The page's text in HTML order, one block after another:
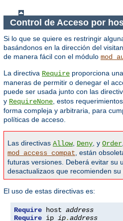
Control de Acceso por
Si lo que se quiere es restringir
basándonos en la dirección del
de manera fácil con el módulo
La directiva Require proporciona
maneras de permitir o denegar el
puede ser usada junto con las
y RequireNone, estos
forma compleja y arbitraria, para
políticas de acceso.
Las directivas Allow, Deny, y Order
mod_access_compat, están
futuras versiones. Deberá evitar su
desactualizaos que recomienden su
El uso de estas directivas es:
Require host address
Require ip ip.address